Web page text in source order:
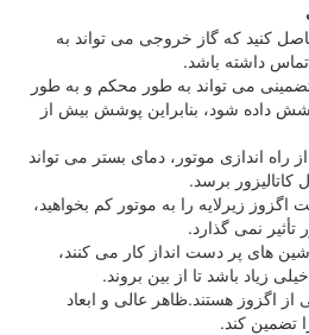
کنید که گاز خروجی می تواند به
تماس داشته باشد.
می تواند به طور محکم و به طور
داده شود، بنابراین پوشش بیش از
اندازی موتور، دمای بستر می تواند
برسد.
زیرلایه را به موتور کم بخواهید،
نمی گذارد.
های پر دست انداز کار می کنند،
زیاد باشد تا از بین بروند.
اگزوز هستند.ظاهر عالی و ابعاد
تضمین کند.